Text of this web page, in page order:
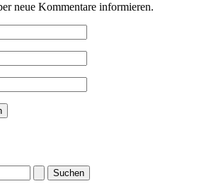
neue Kommentare informieren.